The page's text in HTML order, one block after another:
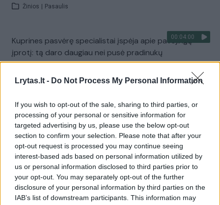
Lrytas.lt - Do Not Process My Personal Information
If you wish to opt-out of the sale, sharing to third parties, or
processing of your personal or sensitive information for
targeted advertising by us, please use the below opt-out
section to confirm your selection. Please note that after your
opt-out request is processed you may continue seeing
interest-based ads based on personal information utilized by
us or personal information disclosed to third parties prior to
your opt-out. You may separately opt-out of the further
disclosure of your personal information by third parties on the
IAB’s list of downstream participants. This information may
Žinios Pasaulis
00:04:00
Kuprines pasvėrę specialistai įspėja apie pavojingą
įprotį: tą daro daugiau nei pusė pradinukų
Visi įrašai
Žiūrimiausi įrašai
00:00:30
Vaizdai iš tragiškos avarijos Vilniaus r.: dviejų moterų ir
vaiko gyvybių išgelbėti nepavyko